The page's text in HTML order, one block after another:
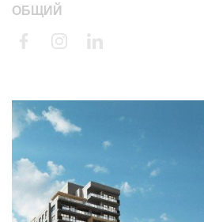
ОБЩИЙ